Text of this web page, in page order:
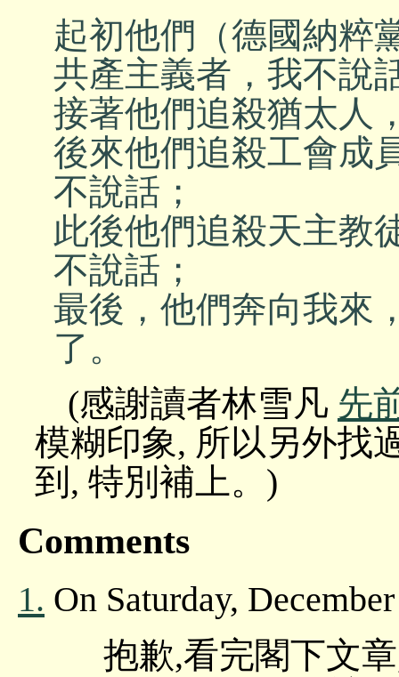
起初他們（德國納粹
共產主義者，我不說
接著他們追殺猶太人
後來他們追殺工會成
不說話；
此後他們追殺天主教
不說話；
最後，他們奔向我來
了。
(感謝讀者林雪凡 先
模糊印象, 所以另外找
到, 特別補上。)
Comments
1. On Saturday,
抱歉,看完閣下文